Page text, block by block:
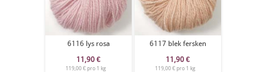
6116 lys rosa
11,90 €
119,00 € pro 1 kg
6117 blek fersken
11,90 €
119,00 € pro 1 kg